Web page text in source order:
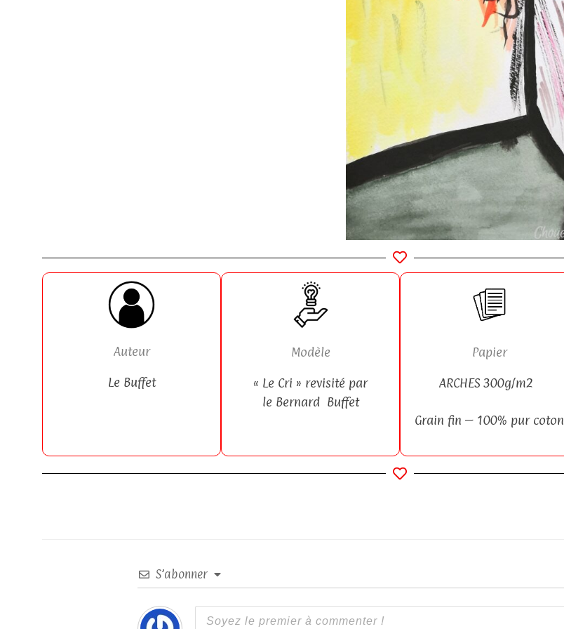
Auteur
Le Buffet
Modèle
« Le Cri » revisité par
le Bernard Buffet
Papier
ARCHES 300g/m2
Grain fin – 100% pur coton
S’abonner